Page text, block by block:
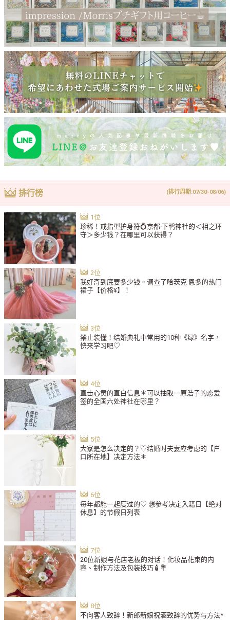
排行榜 (排行周期:07/30-08/06)
珍稀！戒指型护身符💍京都·下鸭神社的＜相之环
守＞多少钱？在哪里可以获得？
我好奇到底要多少钱。调查了哈茨克·恩多的热门
裙子【价格¥】！
禁止装懂！结婚典礼中常用的10种《绿》名字，
快来学习吧♡
直击心灵的直白信息＊可以抽取一原浩子的恋爱
签的全国六处神社在哪里？
大家是怎么决定的？♡结婚时夫妻应考虑的【户
口所在地】决定方法＊
每年都能一起度过的♡ 想参考决定入籍日【绝对
休息】的节假日列表
20位新娘与花店老板的对话！化妆品花束的内
容、制作方法及包装技巧🧴💐
不向客人致辞！新郎新娘祝酒致辞的优势与方法*